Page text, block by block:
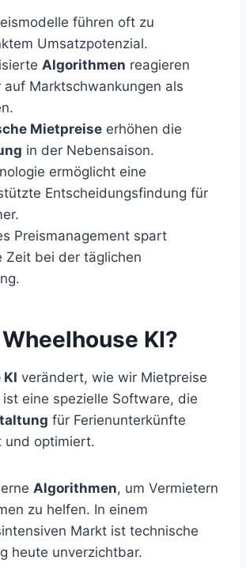
führen oft zu
Umsatzpotenzial.
Algorithmen reagieren
auf Marktschwankungen als
Mietpreise erhöhen die
in der Nebensaison.
ermöglicht eine
Entscheidungsfindung für
Preismanagement spart
Zeit bei der täglichen
KI?
KI verändert, wie wir Mietpreise
eine spezielle Software, die
für Ferienunterkünfte
und optimiert.
Algorithmen, um Vermietern
zu helfen. In einem
Markt ist technische
heute unverzichtbar.